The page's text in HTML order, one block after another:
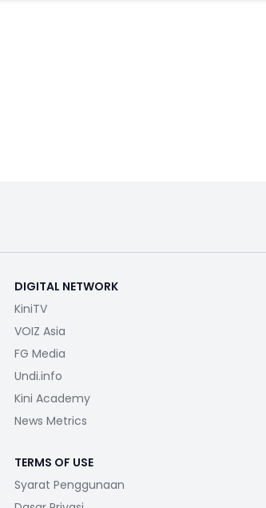
DIGITAL NETWORK
KiniTV
VOIZ Asia
FG Media
Undi.info
Kini Academy
News Metrics
TERMS OF USE
Syarat Penggunaan